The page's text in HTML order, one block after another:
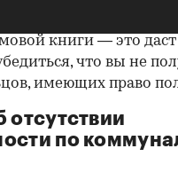
книги — это даст
что вы не
имеющих право
отсутствии
по